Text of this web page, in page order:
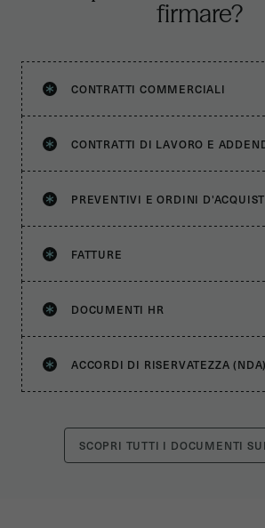
firmare?
CONTRATTI COMMERCIALI
CONTRATTI DI LAVORO E
PREVENTIVI E ORDINI
FATTURE
DOCUMENTI HR
ACCORDI DI RISERVATEZZA (NDA)
SCOPRI TUTTI I DOCUMENTI